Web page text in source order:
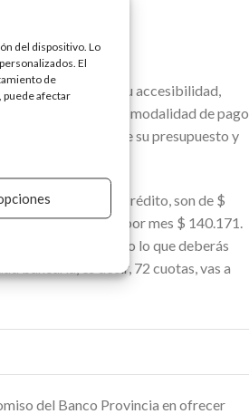
del dispositivo. Lo
El
de
puede afectar
público amplía su accesibilidad,
personales. La modalidad de pago
la gestión de su presupuesto y
meses para este crédito, son de $
deberás pagar por mes $ 140.171.
meses, en ese caso lo que deberás
bancaria, es decir, 72 cuotas, vas a
del Banco Provincia en ofrecer